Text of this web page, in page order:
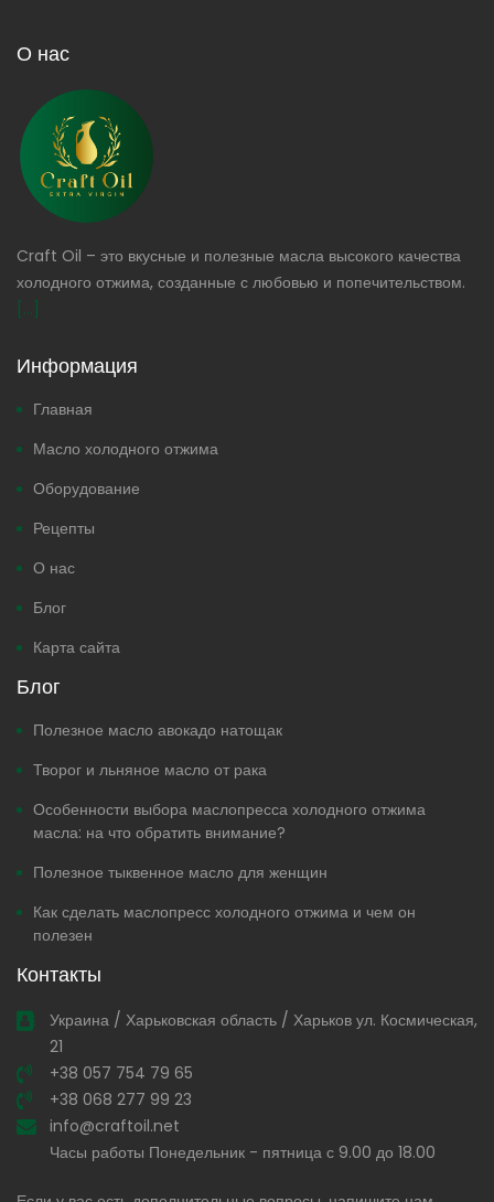
О нас
Craft Oil – это вкусные и полезные масла высокого качества
холодного отжима, созданные с любовью и попечительством.
[...]
Информация
Главная
Масло холодного отжима
Оборудование
Рецепты
О нас
Блог
Карта сайта
Блог
Полезное масло авокадо натощак
Творог и льняное масло от рака
Особенности выбора маслопресса холодного отжима
масла: на что обратить внимание?
Полезное тыквенное масло для женщин
Как сделать маслопресс холодного отжима и чем он
полезен
Контакты
Украина / Харьковская область / Харьков ул. Космическая,
21
+38 057 754 79 65
+38 068 277 99 23
info@craftoil.net
Часы работы Понедельник - пятница с 9.00 до 18.00